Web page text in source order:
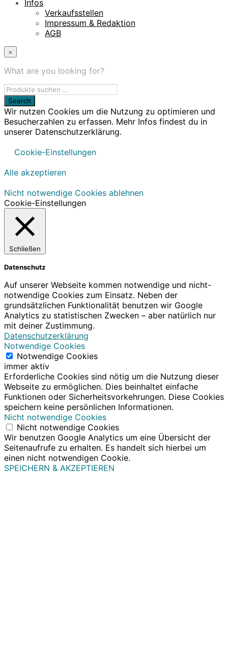
Infos
Verkaufsstellen
Impressum & Redaktion
AGB
×
What are you looking for?
Wir nutzen Cookies um die Nutzung zu optimieren und
Besucherzahlen zu erfassen. Mehr Infos findest du in
unserer Datenschutzerklärung.
Cookie-Einstellungen
Alle akzeptieren
Nicht notwendige Cookies ablehnen
Cookie-Einstellungen
Schließen
Datenschutz
Auf unserer Webseite kommen notwendige und nicht-
notwendige Cookies zum Einsatz. Neben der
grundsätzlichen Funktionalität benutzen wir Google
Analytics zu statistischen Zwecken – aber natürlich nur
mit deiner Zustimmung.
Datenschutzerklärung
Notwendige Cookies
Notwendige Cookies
immer aktiv
Erforderliche Cookies sind nötig um die Nutzung dieser
Webseite zu ermöglichen. Dies beinhaltet einfache
Funktionen oder Sicherheitsvorkehrungen. Diese Cookies
speichern keine persönlichen Informationen.
Nicht notwendige Cookies
Nicht notwendige Cookies
Wir benutzen Google Analytics um eine Übersicht der
Seitenaufrufe zu erhalten. Es handelt sich hierbei um
einen nicht notwendigen Cookie.
SPEICHERN & AKZEPTIEREN